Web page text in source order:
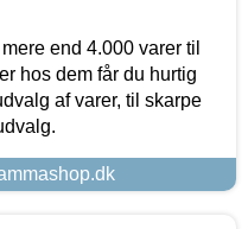
end 4.000 varer til
hos dem får du hurtig
af varer, til skarpe